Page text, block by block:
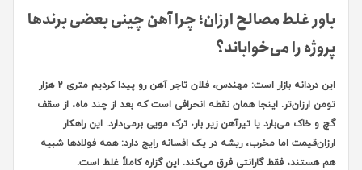
باور غلط مصالح ارزان؛ چرا آهن چینی بعضی برندها
پروژه را می‌خواباند؟
این دردانه بازار است: مهندس، فلان تاجر آهن رو پیدا کردیم متری ۲ هزار
تومن ارزان‌تر. اینجا همان نقطه انحرافی است که بعد از چند ماه، از سقف
گچ و خاک می‌بارد یا تیرآهن زیر بار، ترک مویی برمی‌دارد. این راهکار
ارزان‌قیمت اما مخرب، ریشه در یک افسانه رایج دارد: همه فولادها شبیه
هم هستند، فقط گارانتی فرق می‌کند. این گزاره کاملاً غلط است.